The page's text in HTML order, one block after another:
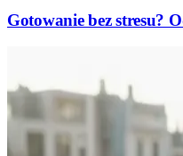
Gotowanie bez stresu?